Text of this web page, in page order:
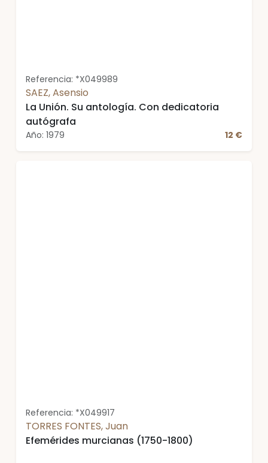
Referencia: *X049989
SAEZ, Asensio
La Unión. Su antología. Con dedicatoria
autógrafa
Año: 1979 12 €
Referencia: *X049917
TORRES FONTES, Juan
Efemérides murcianas (1750-1800)